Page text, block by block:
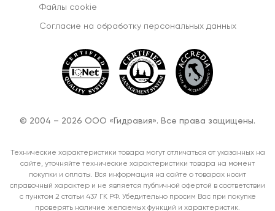
Файлы cookie
Согласиe на обработку персональных данных
© 2004 – 2026 ООО «Гидравия». Все права защищены.
Технические характеристики товара могут отличаться от указанных на
сайте, уточняйте технические характеристики товара на момент
покупки и оплаты. Вся информация на сайте о товарах носит
справочный характер и не является публичной офертой в соответствии
с пунктом 2 статьи 437 ГК РФ. Убедительно просим Вас при покупке
проверять наличие желаемых функций и характеристик.